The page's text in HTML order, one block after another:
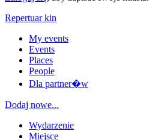
Repertuar kin
My events
Events
Places
People
Dla partner�w
Dodaj nowe...
Wydarzenie
Miejsce